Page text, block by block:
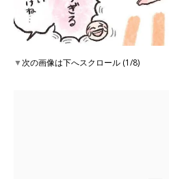
▼次の画像は下へスクロール (1/8)